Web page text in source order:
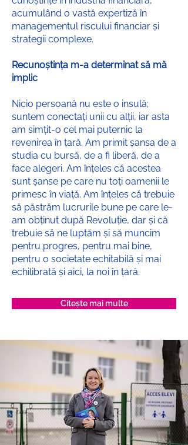
acumulând o vastă expertiză în
managementul riscului financiar și
strategii complexe.
Recunoștința m-a determinat să mă
implic
Nicio persoană nu este o insulă;
suntem conectați unii cu alții, iar asta
am simțit-o cel mai puternic la
revenirea în țară. Am primit șansa de a
studia cu bursă, de a fi liberă, de a
face alegeri. Am înțeles că acestea
sunt șanse pe care nu toți oamenii le
primesc în viață. Am înțeles că trebuie
să păstrăm lucrurile bune pe care le-
am obținut după Revoluție, dar și că
trebuie să ne luptăm și să muncim
pentru progres, pentru mai bine,
pentru o societate echitabilă și mai
echilibrată și aici, la noi în țară.
Citește mai multe